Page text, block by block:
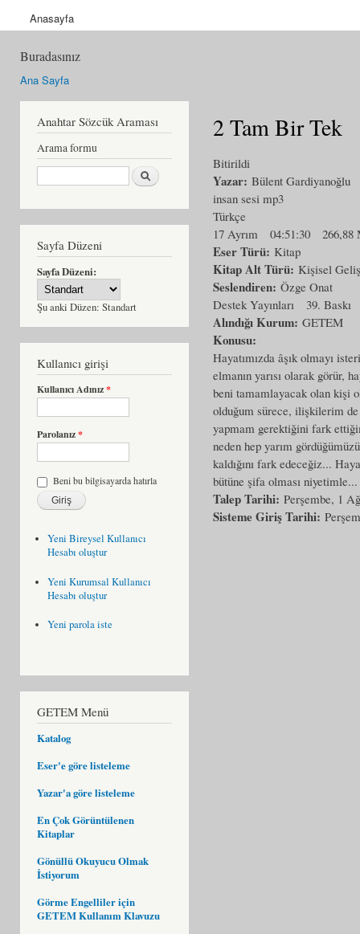
Anasayfa
Buradasınız
Ana Sayfa
Anahtar Sözcük Araması
Arama formu
Ara
Sayfa Düzeni
Sayfa Düzeni:
Şu anki Düzen: Standart
Kullanıcı girişi
Kullanıcı Adınız*
Parolanız*
Beni bu bilgisayarda hatırla
Yeni Bireysel Kullanıcı
Hesabı oluştur
Yeni Kurumsal Kullanıcı
Hesabı oluştur
Yeni parola iste
GETEM Menü
Katalog
Eser'e göre listeleme
Yazar'a göre listeleme
En Çok Görüntülenen
Kitaplar
Gönüllü Okuyucu Olmak
İstiyorum
Görme Engelliler için
GETEM Kullanım Klavuzu
2 Tam Bir Tek
Bitirildi
Yazar: Bülent Gardiyanoğlu
insan sesi mp3
Türkçe
17 Ayrım
04:51:30 266,88
Eser Türü: Kitap
Kitap Alt Türü: Kişisel
Seslendiren: Özge Onat
Destek Yayınları
39. Baskı
Alındığı Kurum: GETEM
Konusu:
Hayatımızda âşık olmayı
elmanın yarısı olarak görür,
beni tamamlayacak olan kişi
olduğum sürece, ilişkilerim
yapmam gerektiğini fark
neden hep yarım
kaldığını fark edeceğiz...
bütüne şifa olması
Talep Tarihi: Perşembe, 1
Sisteme Giriş Tarihi: